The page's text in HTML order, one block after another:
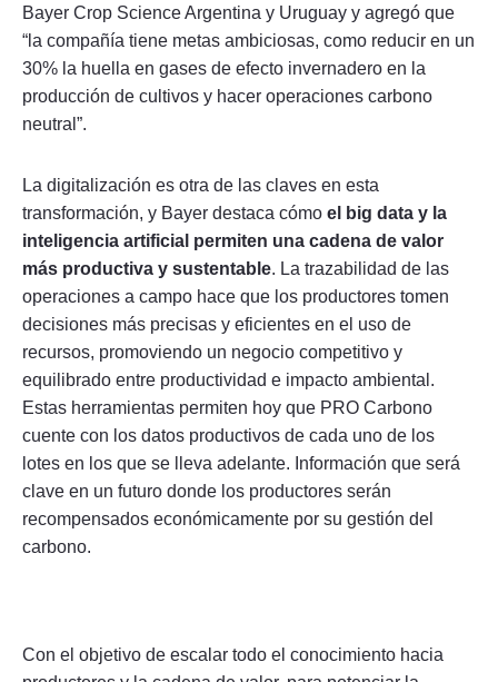
Bayer Crop Science Argentina y Uruguay y agregó que
“la compañía tiene metas ambiciosas, como reducir en un
30% la huella en gases de efecto invernadero en la
producción de cultivos y hacer operaciones carbono
neutral”.
La digitalización es otra de las claves en esta
transformación, y Bayer destaca cómo el big data y la
inteligencia artificial permiten una cadena de valor
más productiva y sustentable. La trazabilidad de las
operaciones a campo hace que los productores tomen
decisiones más precisas y eficientes en el uso de
recursos, promoviendo un negocio competitivo y
equilibrado entre productividad e impacto ambiental.
Estas herramientas permiten hoy que PRO Carbono
cuente con los datos productivos de cada uno de los
lotes en los que se lleva adelante. Información que será
clave en un futuro donde los productores serán
recompensados económicamente por su gestión del
carbono.
Con el objetivo de escalar todo el conocimiento hacia